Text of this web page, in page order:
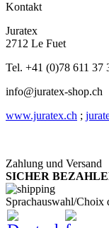
Kontakt
Juratex
2712 Le Fuet
Tel. +41 (0)78 611 37
info@juratex-shop.ch
www.juratex.ch ;
Zahlung und Versand
SICHER
Sprachauswahl/Choix